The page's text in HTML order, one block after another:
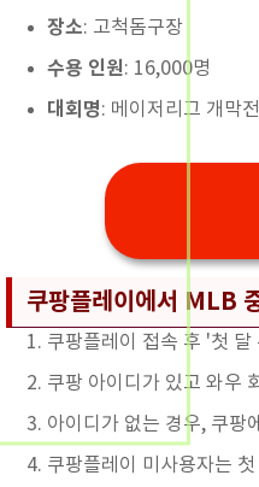
장소: 고척돔구장
수용 인원: 16,000명
대회명: 메이저리그 개막전
쿠팡플레이에서 MLB
쿠팡플레이 접속 후 '첫 달
쿠팡 아이디가 있고 와우
아이디가 없는 경우, 쿠팡
쿠팡플레이 미사용자는